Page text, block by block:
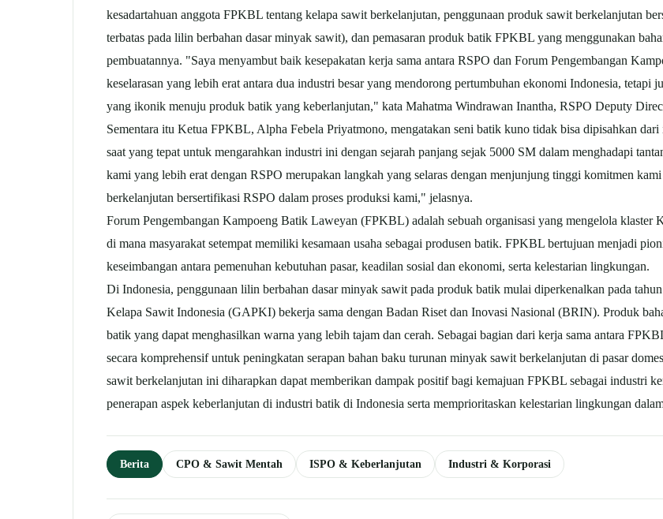
kesadartahuan anggota FPKBL tentang kelapa sawit berkelanjutan, penggunaan produk sawit berkelanjutan
terbatas pada lilin berbahan dasar minyak sawit), dan pemasaran produk batik FPKBL yang menggunakan
pembuatannya. "Saya menyambut baik kesepakatan kerja sama antara RSPO dan Forum Pengembangan
keselarasan yang lebih erat antara dua industri besar yang mendorong pertumbuhan ekonomi Indonesia,
yang ikonik menuju produk batik yang keberlanjutan," kata Mahatma Windrawan Inantha, RSPO Deputy
Sementara itu Ketua FPKBL, Alpha Febela Priyatmono, mengatakan seni batik kuno tidak bisa dipisahkan
saat yang tepat untuk mengarahkan industri ini dengan sejarah panjang sejak 5000 SM dalam menghadapi
kami yang lebih erat dengan RSPO merupakan langkah yang selaras dengan menjunjung tinggi komitmen
berkelanjutan bersertifikasi RSPO dalam proses produksi kami," jelasnya.
Forum Pengembangan Kampoeng Batik Laweyan (FPKBL) adalah sebuah organisasi yang mengelola
di mana masyarakat setempat memiliki kesamaan usaha sebagai produsen batik. FPKBL bertujuan menjadi
keseimbangan antara pemenuhan kebutuhan pasar, keadilan sosial dan ekonomi, serta kelestarian lingkungan.
Di Indonesia, penggunaan lilin berbahan dasar minyak sawit pada produk batik mulai diperkenalkan pada
Kelapa Sawit Indonesia (GAPKI) bekerja sama dengan Badan Riset dan Inovasi Nasional (BRIN). Produk
batik yang dapat menghasilkan warna yang lebih tajam dan cerah. Sebagai bagian dari kerja sama antara
secara komprehensif untuk peningkatan serapan bahan baku turunan minyak sawit berkelanjutan di pasar
sawit berkelanjutan ini diharapkan dapat memberikan dampak positif bagi kemajuan FPKBL sebagai industri
penerapan aspek keberlanjutan di industri batik di Indonesia serta memprioritaskan kelestarian lingkungan
Berita CPO & Sawit Mentah ISPO & Keberlanjutan Industri & Korporasi